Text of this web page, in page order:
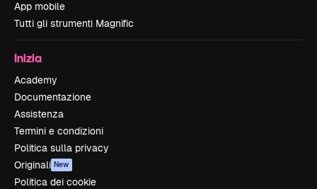
App mobile
Tutti gli strumenti Magnific
Inizia
Academy
Documentazione
Assistenza
Termini e condizioni
Politica sulla privacy
Originali New
Politica dei cookie